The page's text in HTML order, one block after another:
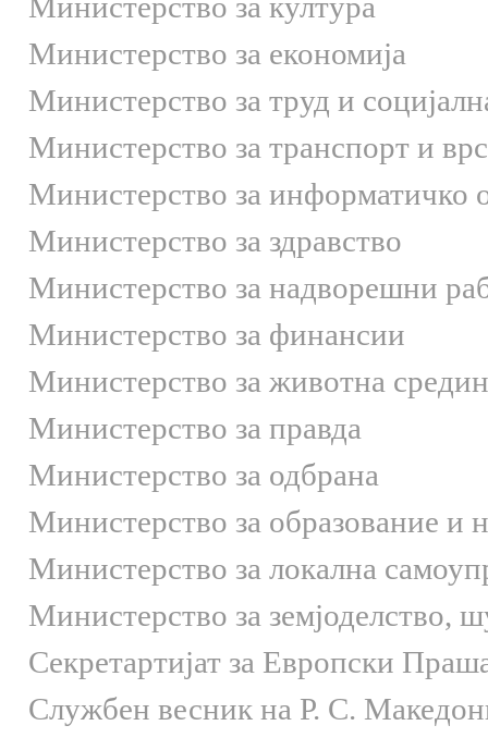
Министерство за економија
Министерство за труд и
Министерство за транспорт и
Министерство за информатичко
Министерство за здравство
Министерство за надворешни
Министерство за финансии
Министерство за животна
Министерство за правда
Министерство за одбрана
Министерство за образование и
Министерство за локална
Министерство за земјоделство,
Секретартијат за Европски
Службен весник на Р. С.